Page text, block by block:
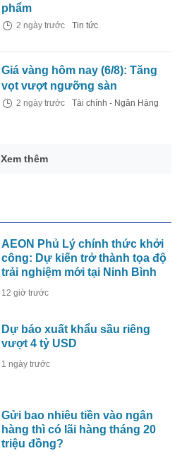
phẩm
2 ngày trước Tin tức
Giá vàng hôm nay (6/8): Tăng
vọt vượt ngưỡng sàn
2 ngày trước Tài chính - Ngân Hàng
Xem thêm
AEON Phủ Lý chính thức khởi
công: Dự kiến trở thành tọa độ
trải nghiệm mới tại Ninh Bình
12 giờ trước
Dự báo xuất khẩu sầu riêng
vượt 4 tỷ USD
1 ngày trước
Gửi bao nhiêu tiền vào ngân
hàng thì có lãi hàng tháng 20
triệu đồng?